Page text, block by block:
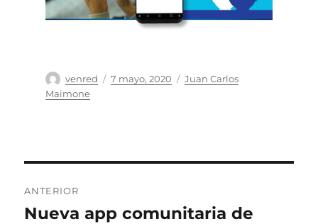
Autor
venred
Publicado
7 mayo, 2020 Categorías
Juan Carlos
Maimone
de
ANTERIOR
Entrada
Nueva app comunitaria de